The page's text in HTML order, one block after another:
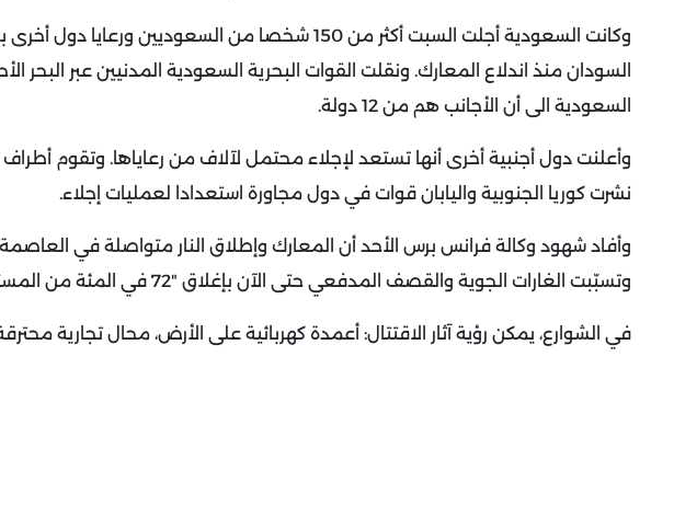
وكانت السعودية أجلت السبت أكثر من 150 شخصا من
السودان منذ اندلاع المعارك. ونقلت القوات البحرية السعودية المدنيين عبر البحر
السعودية الى أن الأجانب هم من 12 دولة.
وأعلنت دول أجنبية أخرى أنها تستعد لإجلاء محتمل لآلاف من رعاياها. وتقوم أطراف
نشرت كوريا الجنوبية واليابان قوات في دول مجاورة استعدادا لعمليات إجلاء.
وأفاد شهود وكالة فرانس برس الأحد أن المعارك وإطلاق النار متواصلة في
وتسبّبت الغارات الجوية والقصف المدفعي حتى الآن بإغلاق "72 في المئة من المستشفيات" في مناطق النزاع، وفق نقابة الأطباء.
في الشوارع، يمكن رؤية آثار الاقتتال: أعمدة كهربائية على الأرض، محال تجارية